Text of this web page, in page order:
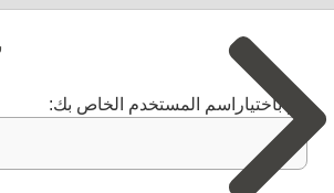
قم باختياراسم المستخدم الخاص بك: